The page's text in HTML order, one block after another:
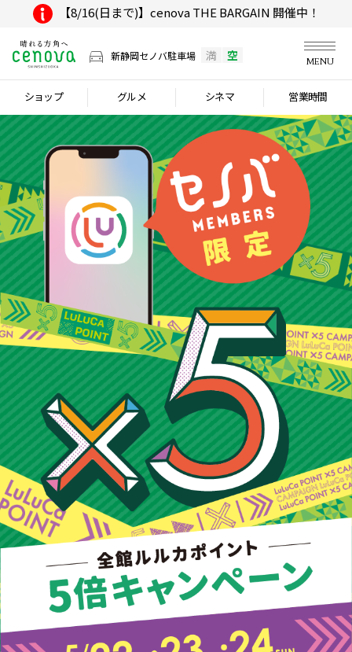
【8/16(日まで)】cenova THE BARGAIN 開催中！
新静岡セノバ駐車場 満 空 MENU
ショップ グルメ シネマ 営業時間